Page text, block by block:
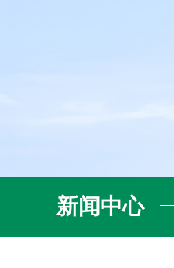
新闻中心